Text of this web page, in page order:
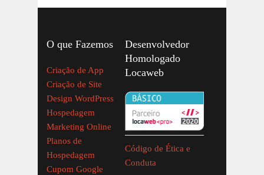
O que Fazemos
Criação de App
Criação de Site
Design WordPress
Hospedagem
Marketing Online
Planos de
Hospedagem
Cupom Google
Desenvolvedor
Homologado
Locaweb
Código de Ética e
Conduta